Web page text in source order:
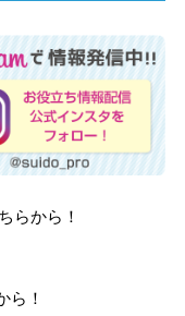
らから！
ら！